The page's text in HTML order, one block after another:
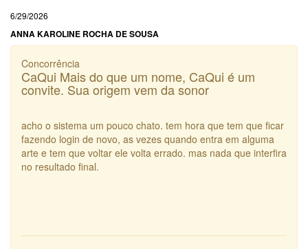
6/29/2026
ANNA KAROLINE ROCHA DE SOUSA
Concorrência
CaQui Mais do que um nome, CaQui é um
convite. Sua origem vem da sonor
acho o sistema um pouco chato. tem hora que tem que ficar
fazendo login de novo, as vezes quando entra em alguma
arte e tem que voltar ele volta errado. mas nada que interfira
no resultado final.